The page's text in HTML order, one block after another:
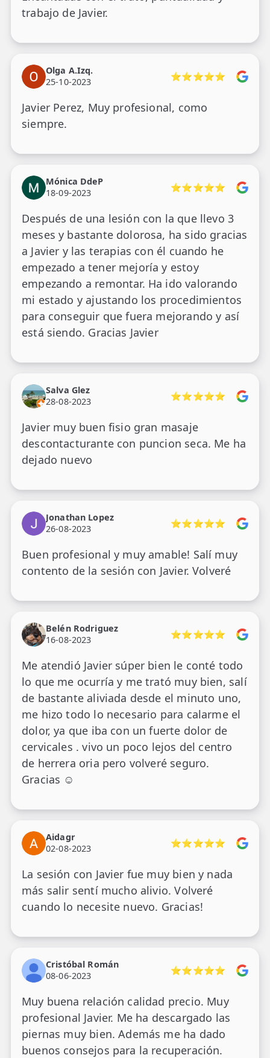
trabajo de Javier.
Olga A.Izq.
25-10-2023
⭐⭐⭐⭐⭐
Javier Perez, Muy profesional, como
siempre.
Mónica DdeP
18-09-2023
⭐⭐⭐⭐⭐
Después de una lesión con la que llevo 3
meses y bastante dolorosa, ha sido gracias
a Javier y las terapias con él cuando he
empezado a tener mejoría y estoy
empezando a remontar. Ha ido valorando
mi estado y ajustando los procedimientos
para conseguir que fuera mejorando y así
está siendo. Gracias Javier
Salva Glez
28-08-2023
⭐⭐⭐⭐⭐
Javier muy buen fisio gran masaje
descontacturante con puncion seca. Me ha
dejado nuevo
Jonathan Lopez
26-08-2023
⭐⭐⭐⭐⭐
Buen profesional y muy amable! Salí muy
contento de la sesión con Javier. Volveré
Belén Rodriguez
16-08-2023
⭐⭐⭐⭐⭐
Me atendió Javier súper bien le conté todo
lo que me ocurría y me trató muy bien, salí
de bastante aliviada desde el minuto uno,
me hizo todo lo necesario para calarme el
dolor, ya que iba con un fuerte dolor de
cervicales . vivo un poco lejos del centro
de herrera oria pero volveré seguro.
Gracias ☺️
Aidagr
02-08-2023
⭐⭐⭐⭐⭐
La sesión con Javier fue muy bien y nada
más salir sentí mucho alivio. Volveré
cuando lo necesite nuevo. Gracias!
Cristóbal Román
08-06-2023
⭐⭐⭐⭐⭐
Muy buena relación calidad precio. Muy
profesional Javier. Me ha descargado las
piernas muy bien. Además me ha dado
buenos consejos para la recuperación.